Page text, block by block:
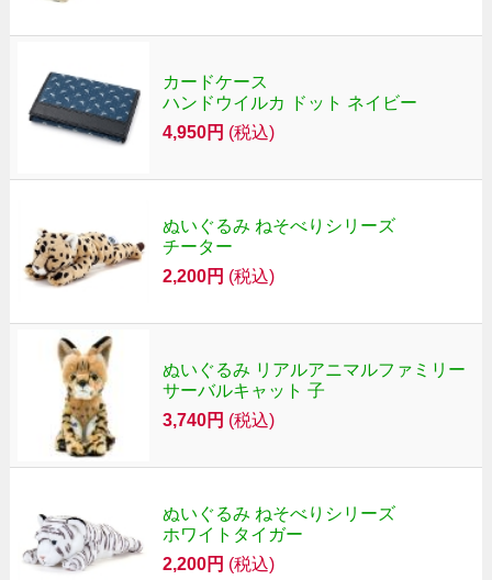
カードケース
ハンドウイルカ ドット ネイビー
4,950円 (税込)
ぬいぐるみ ねそべりシリーズ
チーター
2,200円 (税込)
ぬいぐるみ リアルアニマルファミリー
サーバルキャット 子
3,740円 (税込)
ぬいぐるみ ねそべりシリーズ
ホワイトタイガー
2,200円 (税込)